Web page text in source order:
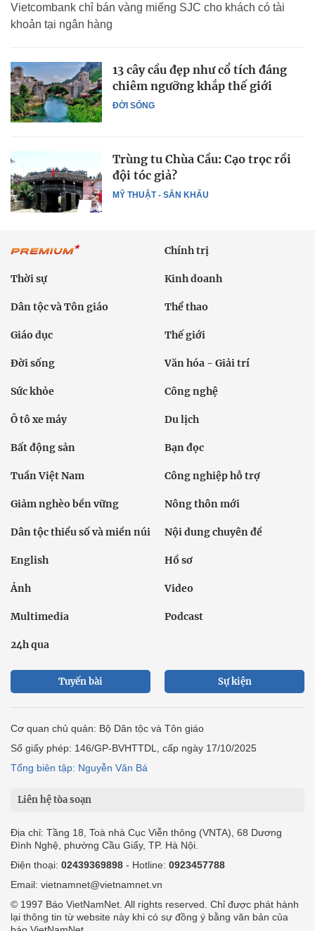
Vietcombank chỉ bán vàng miếng SJC cho khách có tài
khoản tại ngân hàng
ĐỜI SỐNG
13 cây cầu đẹp như cổ tích đáng
chiêm ngưỡng khắp thế giới
MỸ THUẬT - SÂN KHẤU
Trùng tu Chùa Cầu: Cạo trọc rồi
đội tóc giả?
Chính trị
Thời sự Kinh doanh
Dân tộc và Tôn giáo Thể thao
Giáo dục Thế giới
Đời sống Văn hóa - Giải trí
Sức khỏe Công nghệ
Ô tô xe máy Du lịch
Bất động sản Bạn đọc
Tuần Việt Nam Công nghiệp hỗ trợ
Giảm nghèo bền vững Nông thôn mới
Dân tộc thiểu số và miền núi Nội dung chuyên đề
English Hồ sơ
Ảnh Video
Multimedia Podcast
24h qua
Tuyến bài Sự kiện
Cơ quan chủ quản: Bộ Dân tộc và Tôn giáo
Số giấy phép: 146/GP-BVHTTDL, cấp ngày 17/10/2025
Tổng biên tập: Nguyễn Văn Bá
Liên hệ tòa soạn
Địa chỉ: Tầng 18, Toà nhà Cục Viễn thông (VNTA), 68 Dương
Đình Nghệ, phường Cầu Giấy, TP. Hà Nội.
Điện thoại: 02439369898 - Hotline: 0923457788
Email: vietnamnet@vietnamnet.vn
© 1997 Báo VietNamNet. All rights reserved. Chỉ được phát hành
lại thông tin từ website này khi có sự đồng ý bằng văn bản của